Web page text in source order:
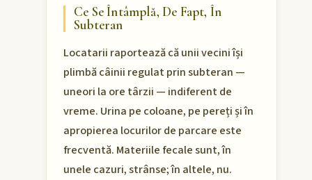
Ce Se Întâmplă, De Fapt, În
Subteran
Locatarii raportează că unii vecini își
plimbă câinii regulat prin subteran —
uneori la ore târzii — indiferent de
vreme. Urina pe coloane, pe pereți și în
apropierea locurilor de parcare este
frecventă. Materiile fecale sunt, în
unele cazuri, strânse; în altele, nu.